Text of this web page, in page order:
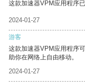
这款加速器VPM应用程序
2024-01-27
游客
这款加速器VPM应用程序
助你在网络上自由移动。
2024-01-27